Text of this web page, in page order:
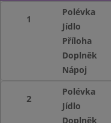
1
Polévka
Jídlo
Příloha
Doplněk
Nápoj
2
Polévka
Jídlo
Doplněk